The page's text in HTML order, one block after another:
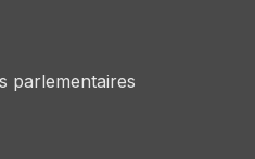
parlementaires